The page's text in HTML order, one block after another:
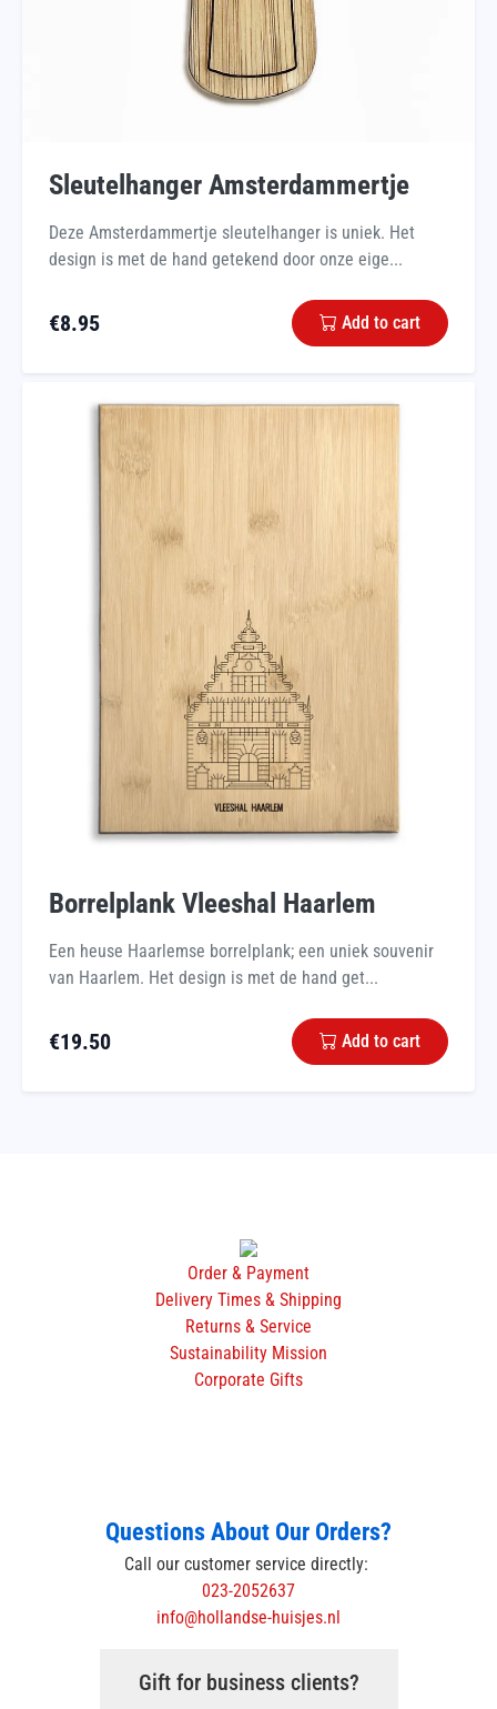
Sleutelhanger Amsterdammertje
Deze Amsterdammertje sleutelhanger is uniek. Het
design is met de hand getekend door onze eige...
€8.95 Add to cart
Borrelplank Vleeshal Haarlem
Een heuse Haarlemse borrelplank; een uniek souvenir
van Haarlem. Het design is met de hand get...
€19.50 Add to cart
Order & Payment
Delivery Times & Shipping
Returns & Service
Sustainability Mission
Corporate Gifts
Questions About Our Orders?
Call our customer service directly:
023-2052637
info@hollandse-huisjes.nl
Gift for business clients?